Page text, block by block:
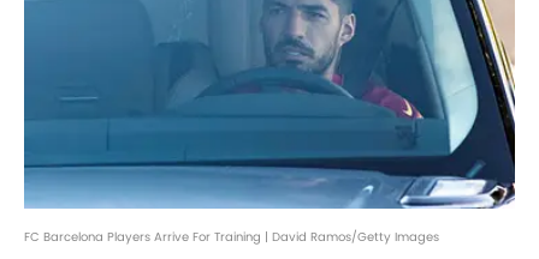
FC Barcelona Players Arrive For Training | David Ramos/Getty Images